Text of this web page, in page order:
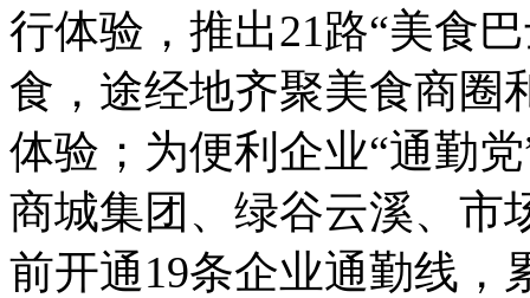
行体验，推出21路“美食
食，途经地齐聚美食商圈
体验；为便利企业“通勤
商城集团、绿谷云溪、市
前开通19条企业通勤线，